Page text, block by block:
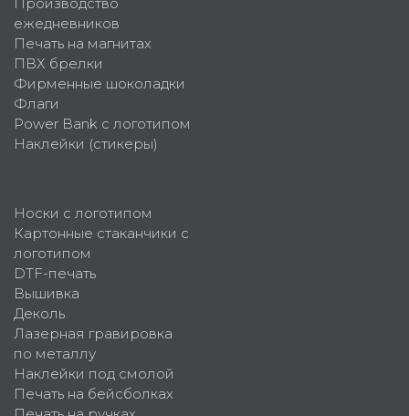
ежедневников
Печать на магнитах
ПВХ брелки
Фирменные шоколадки
Флаги
Power Bank с логотипом
Наклейки (стикеры)
Носки с логотипом
Картонные стаканчики с
логотипом
DTF-печать
Вышивка
Деколь
Лазерная гравировка
по металлу
Наклейки под смолой
Печать на бейсболках